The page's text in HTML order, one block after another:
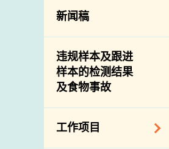
活动
组织结构
介绍短片
新闻稿
违规样本及跟进
样本的检测结果
及食物事故
工作项目